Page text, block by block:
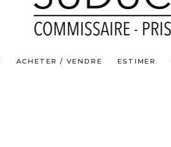
ACHETER / VENDRE ESTIMER